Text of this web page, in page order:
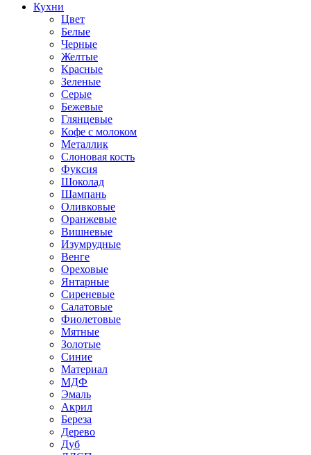
Кухни
Цвет
Белые
Черные
Желтые
Красные
Зеленые
Серые
Бежевые
Глянцевые
Кофе с молоком
Металлик
Слоновая кость
Фуксия
Шоколад
Шампань
Оливковые
Оранжевые
Вишневые
Изумрудные
Венге
Ореховые
Янтарные
Сиреневые
Салатовые
Фиолетовые
Мятные
Золотые
Синие
Материал
МДФ
Эмаль
Акрил
Береза
Дерево
Дуб